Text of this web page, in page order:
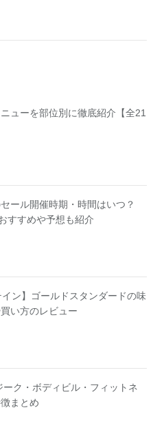
ューを部位別に徹底紹介【全21
ール開催時期・時間はいつ？
すすめや予想も紹介
イン】ゴールドスタンダードの味
い方のレビュー
ク・ボディビル・フィットネ
まとめ